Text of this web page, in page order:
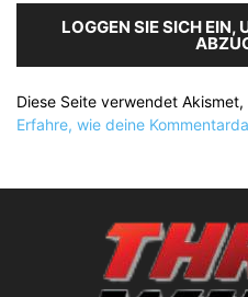
LOGGEN SIE SICH EIN,
Diese Seite verwendet
Erfahre, wie deine